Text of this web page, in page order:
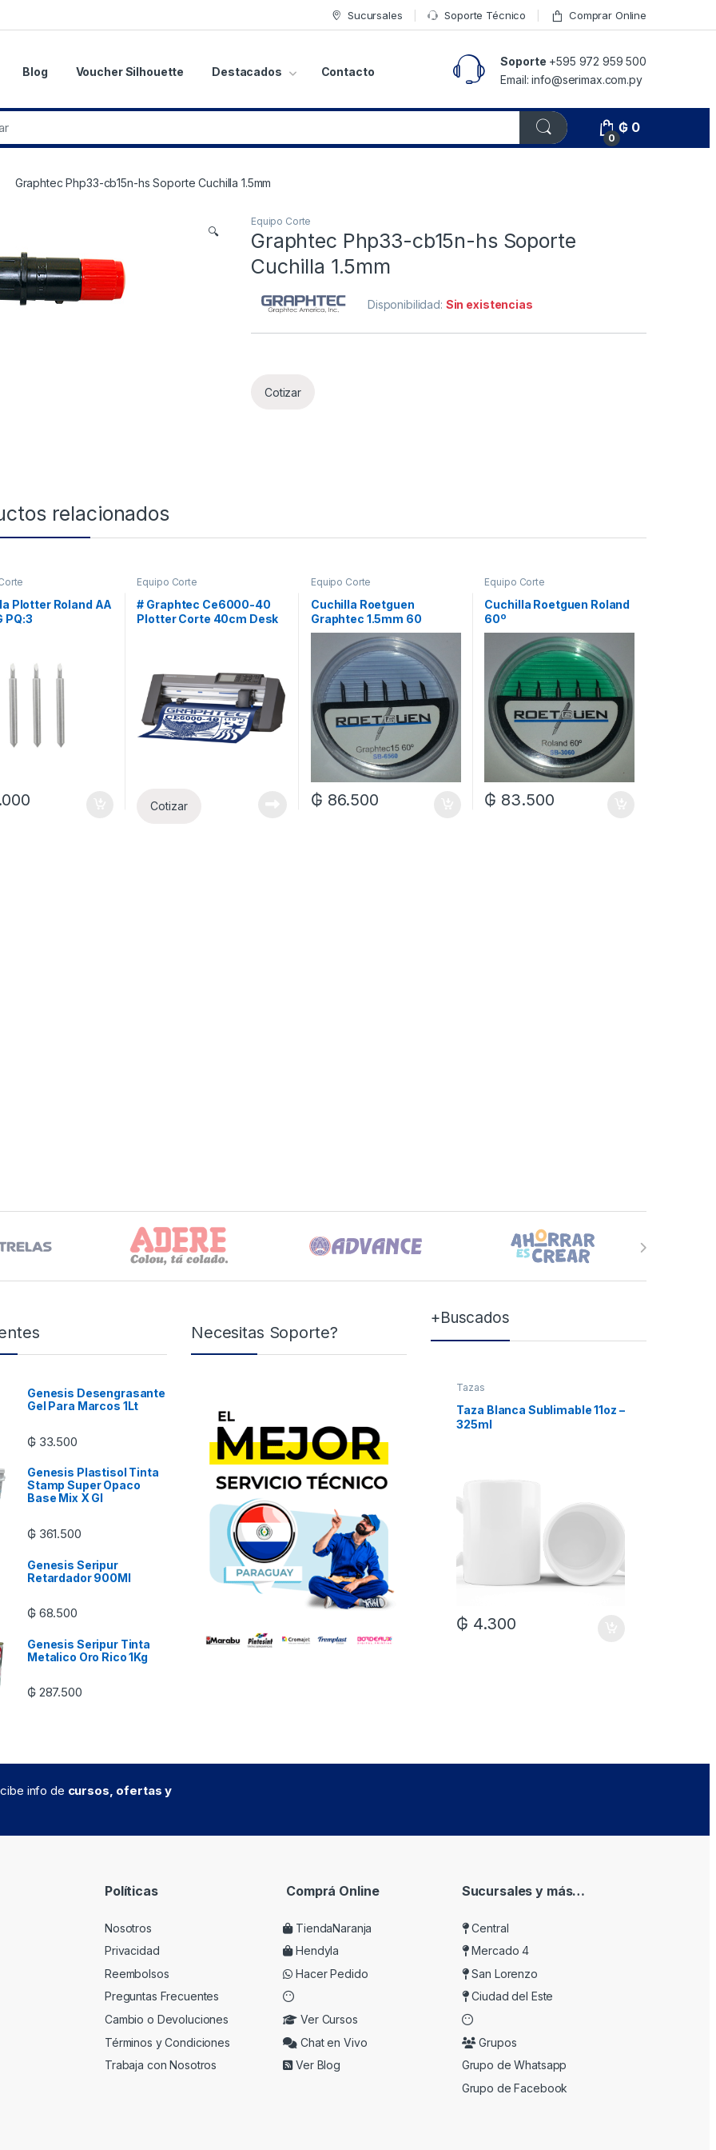
Sucursales Soporte Técnico Comprar Online
Blog Voucher Silhouette Destacados Contacto
Soporte +595 972 959 500
Email: info@serimax.com.py
0
₲ 0
Graphtec Php33-cb15n-hs Soporte Cuchilla 1.5mm
🔍
Equipo Corte
Graphtec Php33-cb15n-hs Soporte
Cuchilla 1.5mm
Disponibilidad: Sin existencias
Cotizar
relacionados
Plotter Roland AA
PQ:3
Equipo Corte
# Graphtec Ce6000-40
Plotter Corte 40cm Desk
Cotizar
Equipo Corte
Cuchilla Roetguen
Graphtec 1.5mm 60
₲ 86.500
Equipo Corte
Cuchilla Roetguen Roland
60º
₲ 83.500
Genesis Desengrasante
Gel Para Marcos 1Lt
₲ 33.500
Genesis Plastisol Tinta
Stamp Super Opaco
Base Mix X Gl
₲ 361.500
Genesis Seripur
Retardador 900Ml
₲ 68.500
Genesis Seripur Tinta
Metalico Oro Rico 1Kg
₲ 287.500
Necesitas Soporte?
+Buscados
Tazas
Taza Blanca Sublimable 11oz –
325ml
₲ 4.300
info de cursos, ofertas y
Políticas
Nosotros
Privacidad
Reembolsos
Preguntas Frecuentes
Cambio o Devoluciones
Términos y Condiciones
Trabaja con Nosotros
Comprá Online
TiendaNaranja
Hendyla
Hacer Pedido
Ver Cursos
Chat en Vivo
Ver Blog
Sucursales y más…
Central
Mercado 4
San Lorenzo
Ciudad del Este
Grupos
Grupo de Whatsapp
Grupo de Facebook